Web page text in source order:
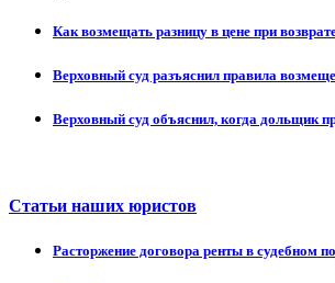
Как возмещать разницу в цене при
Верховный суд разъяснил правила
Верховный суд объяснил, когда дольщик
Статьи наших юристов
Расторжение договора ренты в судебном